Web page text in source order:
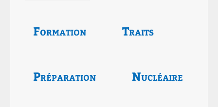
Formation Traits
Préparation Nucléaire